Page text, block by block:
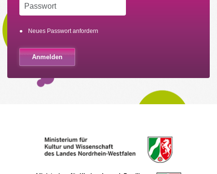
Neues Passwort anfordern